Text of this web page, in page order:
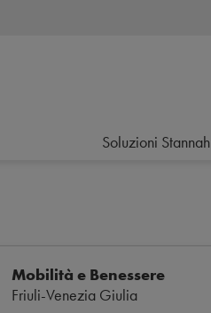
Soluzioni Stannah
Mobilità e Benessere
Friuli-Venezia Giulia